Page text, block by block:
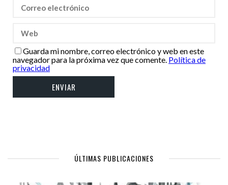
Guarda mi nombre, correo electrónico y web en este
navegador para la próxima vez que comente. Política de
privacidad
ÚLTIMAS PUBLICACIONES